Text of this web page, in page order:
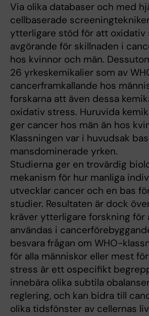
Via olika databaser och med
cellbaserade
ytterligare stöd för att oxidativ
avgörande för skillnaden i
hos kvinnor och män.
26 yrkeskemikalier som av
cancerframkallande hos
forskarna att även dessa
oxidativ stress. Huruvida
ger cancer hos män än hos
Klassningen var i huvudsak
mansdominerade yrken.
Studierna ger en trovärdig
mekanism för hur manliga
utvecklar cancer och en bas
studier. Resultaten är dock
kräver ytterligare forskning för
användas i
besvara frågan om WHO-
för alla människor eller mest
stress är ett ospecifikt
innebära olika subtila
reglering, och kan bidra till
olika tidsfönster av cellernas